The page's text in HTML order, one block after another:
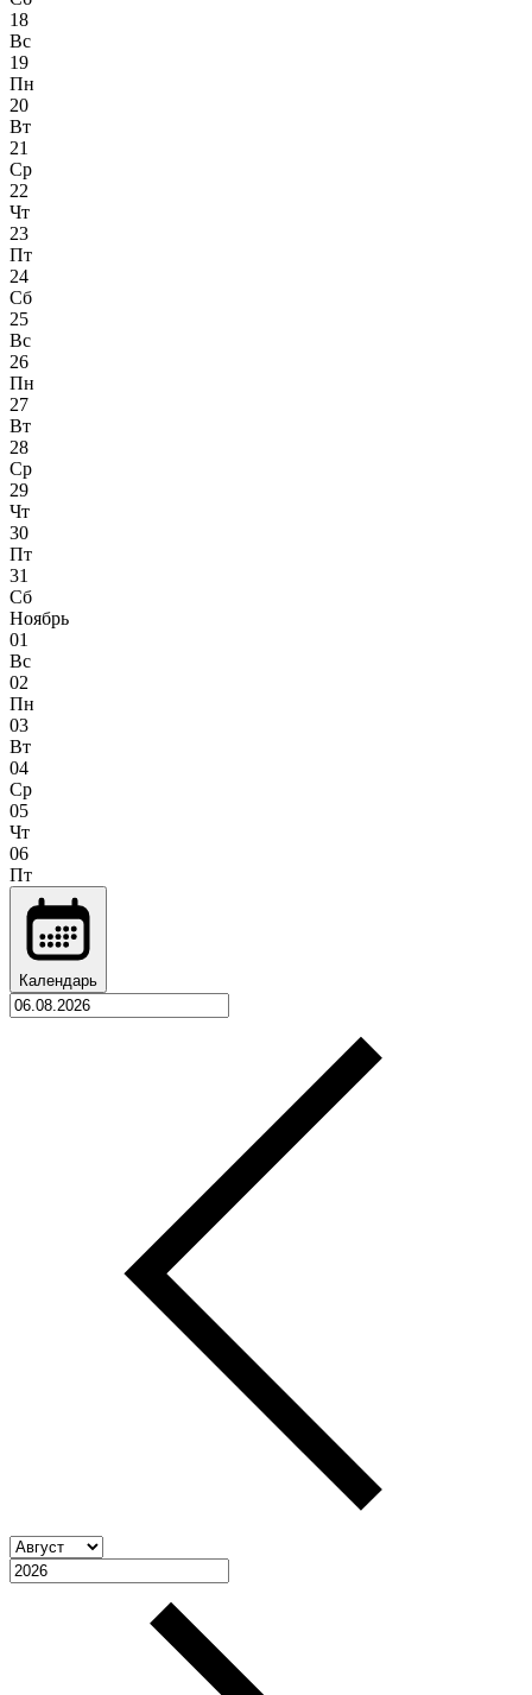
18
Вс
19
Пн
20
Вт
21
Ср
22
Чт
23
Пт
24
Сб
25
Вс
26
Пн
27
Вт
28
Ср
29
Чт
30
Пт
31
Сб
Ноябрь
01
Вс
02
Пн
03
Вт
04
Ср
05
Чт
06
Пт
Календарь